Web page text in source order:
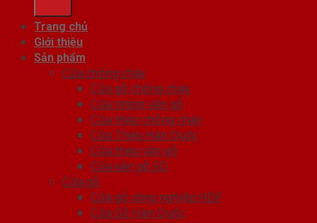
Trang chủ
Giới thiệu
Sản phẩm
Cửa chống cháy
Cửa gỗ chống cháy
Cửa nhôm vân gỗ
Cửa thép chống cháy
Cửa Thép Hàn Quốc
Cửa thép vân gỗ
Cửa vân gỗ 5D
Cửa gỗ
Cửa gỗ công nghiệp HDF
Cửa Gỗ Hàn Quốc